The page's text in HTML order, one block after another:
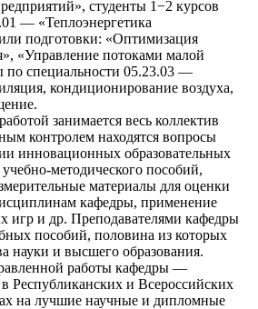
студенты 1−2 курсов
— «Теплоэнергетика
подготовки: «Оптимизация
«Управление потоками малой
по специальности 05.23.03 —
кондиционирование воздуха,
занимается весь коллектив
контролем находятся вопросы
инновационных образовательных
методического пособий,
материалы для оценки
кафедры, применение
игр и др. Преподавателями кафедры
пособий, половина из которых
науки и высшего образования.
работы кафедры —
Республиканских и Всероссийских
на лучшие научные и дипломные